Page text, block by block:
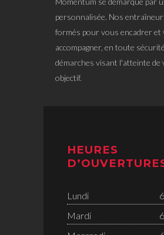
personnalisée. Nos
formés pour vous encadrer et
accompagner, en toute
démarches visant l'atteinte de
objectif.
HEURES
Lundi
Mardi